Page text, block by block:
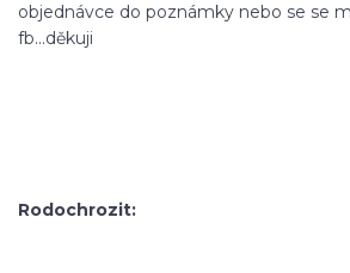
objednávce do poznámky nebo se se
fb...děkuji
Rodochrozit: